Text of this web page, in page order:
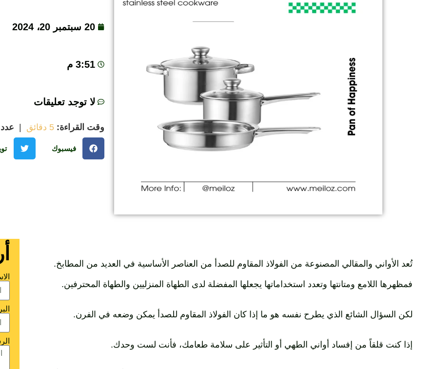
20 سبتمبر 20، 2024
3:51 م
لا توجد تعليقات
وقت القراءة: 5 دقائق
فيسبوك
تُعد الأواني والمقالي المصنوعة من الفولاذ المقاوم للصدأ من العناصر الأساسية في العديد من المطابخ.
فمظهرها اللامع ومتانتها وتعدد استخداماتها يجعلها المفضلة لدى الطهاة المنزليين والطهاة المحترفين.
لكن السؤال الشائع الذي يطرح نفسه هو ما إذا كان الفولاذ المقاوم للصدأ يمكن وضعه في الفرن.
إذا كنت قلقاً من إفساد أواني الطهي أو التأثير على سلامة طعامك، فأنت لست وحدك.